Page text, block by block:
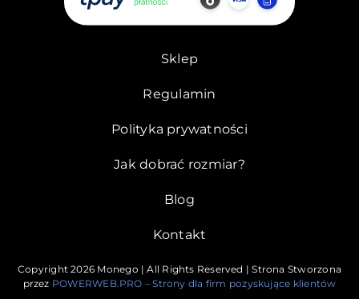
Sklep
Regulamin
Polityka prywatności
Jak dobrać rozmiar?
Blog
Kontakt
Copyright2026 Monego | All Rights Reserved | Strona Stworzona
przez POWERWEB.PRO – Strony dla firm pozyskujące klientów